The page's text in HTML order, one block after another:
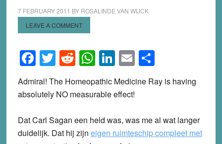
7 FEBRUARY 2011 BY ROSALINDE VAN WIJCK
LEAVE A COMMENT
Facebook
Twitter
Reddit
WhatsApp
LinkedIn
EmailShare
Admiral! The Homeopathic Medicine Ray is having
absolutely NO measurable effect!
Dat Carl Sagan een held was, was me al wat langer
duidelijk. Dat hij zijn eigen ruimteschip compleet met